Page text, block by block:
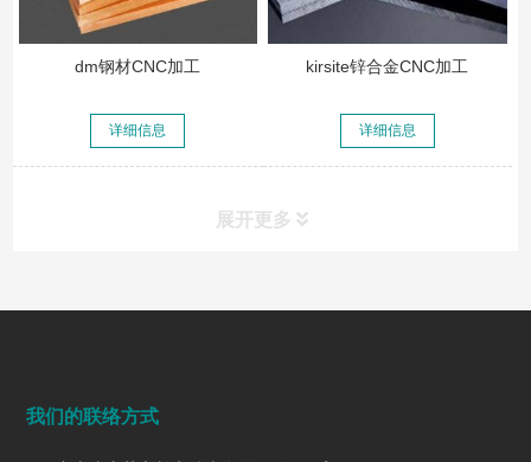
dm钢材CNC加工
详细信息
kirsite锌合金CNC加工
详细信息
展开更多
2026/07/28 155
我们的联络方式